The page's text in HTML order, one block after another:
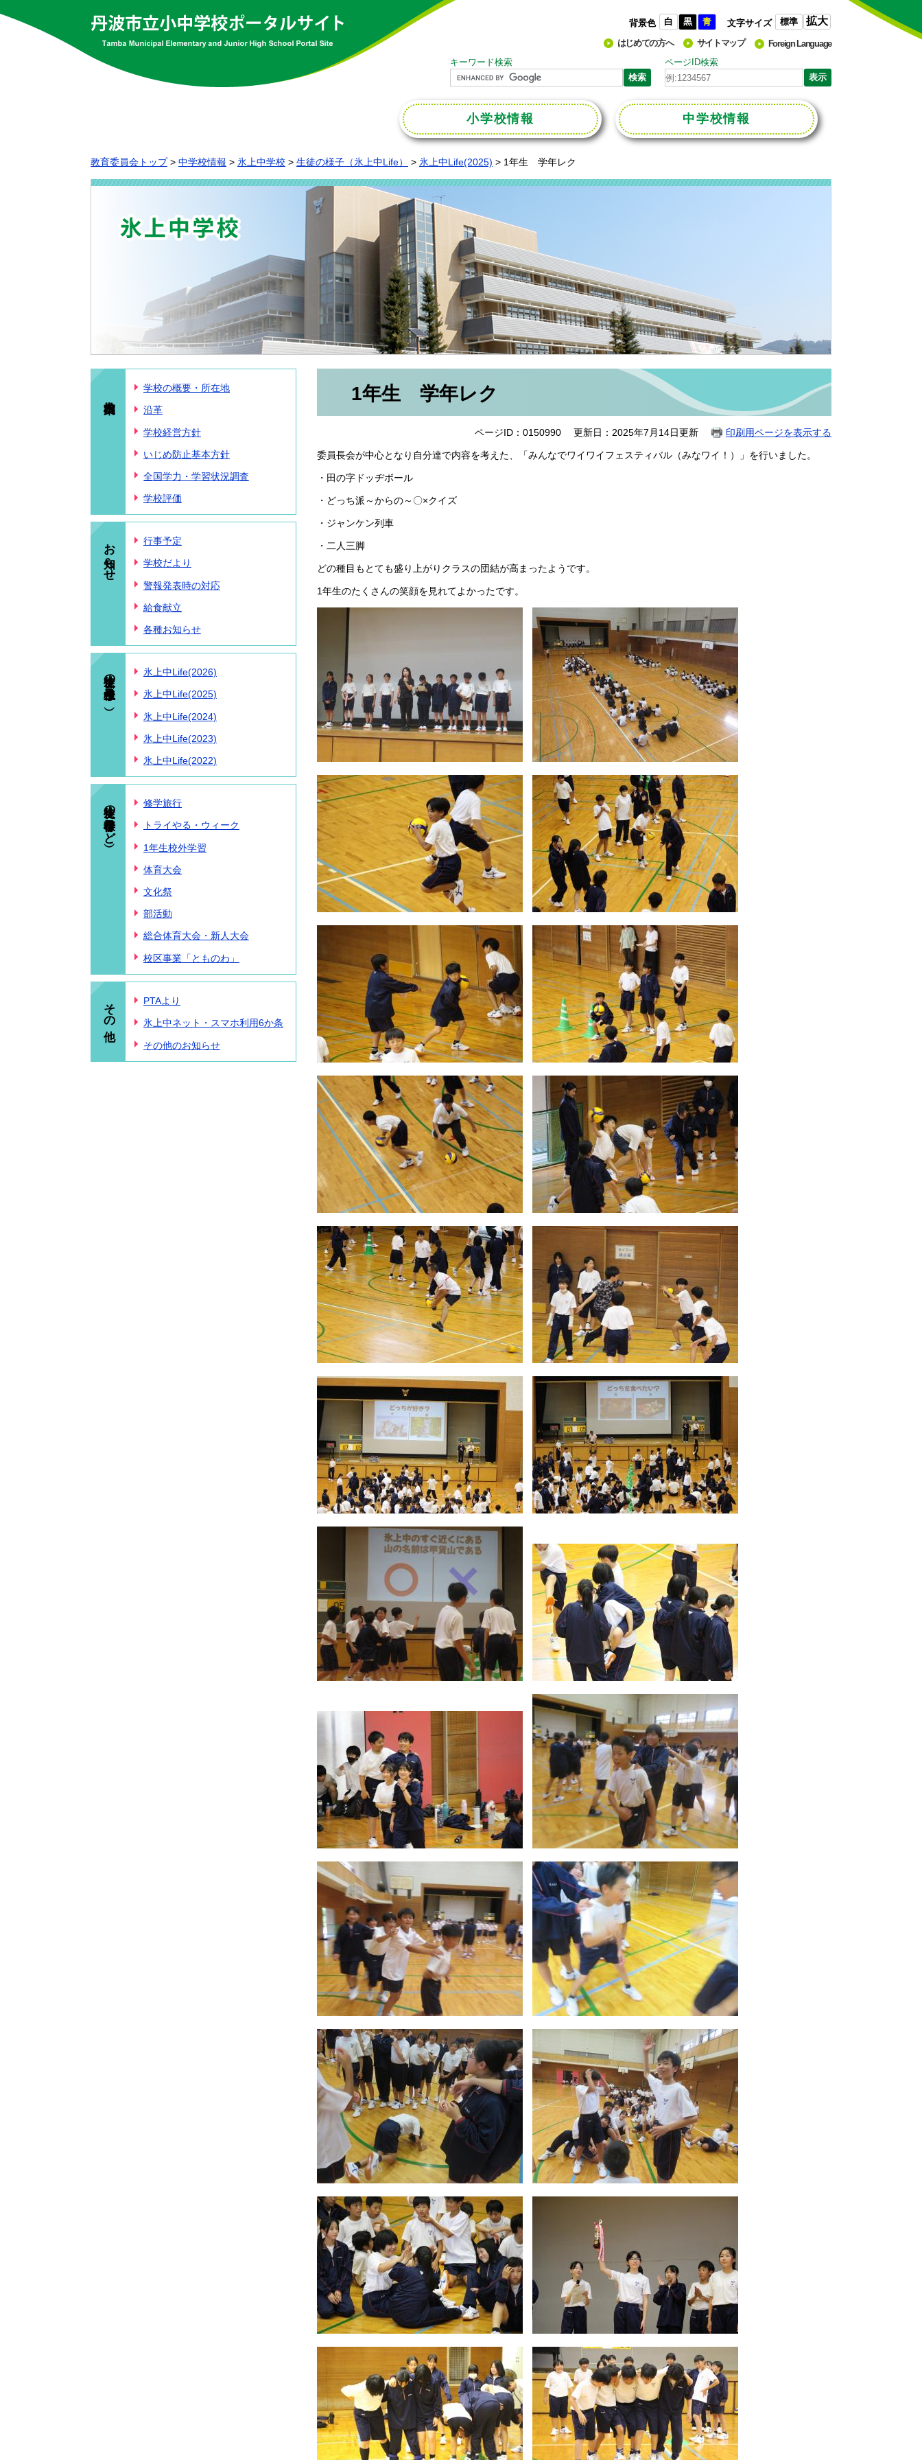
背景色 白 黒 青 文字サイズ 標準 拡大
はじめての方へ サイトマップ
Foreign Language
キーワード検索
ページID検索
小学校情報 中学校情報
教育委員会トップ > 中学校情報 > 氷上中学校 > 生徒の様子（氷上中Life） > 氷上中Life(2025) > 1年生 学年レク
学校の概要・所在地
沿革
学校経営方針
いじめ防止基本方針
全国学力・学習状況調査
学校評価
お知らせ 行事予定
学校だより
警報発表時の対応
給食献立
各種お知らせ
生徒の様子（氷上中Life） 氷上中Life(2026)
氷上中Life(2025)
氷上中Life(2024)
氷上中Life(2023)
氷上中Life(2022)
生徒の様子（行事など） 修学旅行
トライやる・ウィーク
1年生校外学習
体育大会
文化祭
部活動
総合体育大会・新人大会
校区事業「とものわ」
その他 PTAより
氷上中ネット・スマホ利用6か条
その他のお知らせ
1年生 学年レク
ページID：0150990 更新日：2025年7月14日更新 印刷用ページを表示する
委員長会が中心となり自分達で内容を考えた、「みんなでワイワイフェスティバル（みなワイ！）」を行いました。
・田の字ドッヂボール
・どっち派～からの～〇×クイズ
・ジャンケン列車
・二人三脚
どの種目もとても盛り上がりクラスの団結が高まったようです。
1年生のたくさんの笑顔を見れてよかったです。